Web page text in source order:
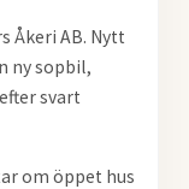
Åkeri AB. Nytt
ny sopbil,
svart
om öppet hus